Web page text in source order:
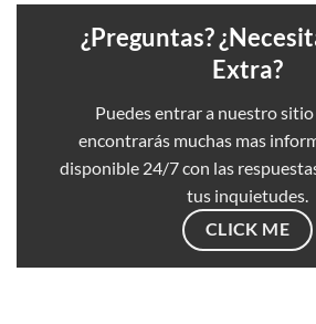
¿Preguntas?
Extra?
Puedes entrar a nuestro
encontrarás muchas mas
disponible 24/7 con las
tus inquietudes.
CLICK ME